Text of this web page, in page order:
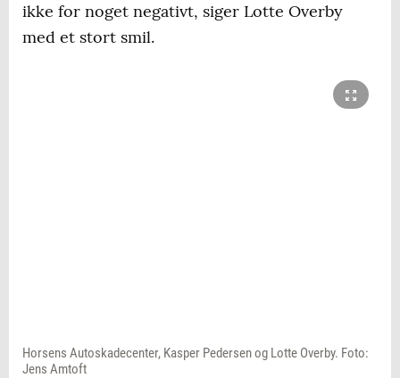
ikke for noget negativt, siger Lotte Overby
med et stort smil.
Horsens Autoskadecenter, Kasper Pedersen og Lotte Overby. Foto:
Jens Amtoft